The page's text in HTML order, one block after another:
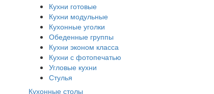
Кухни готовые
Кухни модульные
Кухонные уголки
Обеденные группы
Кухни эконом класса
Кухни с фотопечатью
Угловые кухни
Стулья
Кухонные столы